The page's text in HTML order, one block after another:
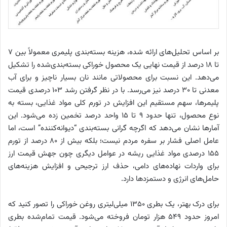
بر اساس تحلیل‌های ارائه شده، هزینه بسته‌بندی پلیمری معمولاً بین ۷
تا ۱۸ درصد از قیمت نهایی یک محصول خوراکی بسته‌بندی‌شده را تشکیل
می‌دهد. این نسبت برای محصولاتی مانند نان بسیار ناچیز و برای آب
معدنی تا ۳۰ درصد نیز می‌رسد. با در نظر گرفتن رشد 103 درصدی قیمت
پلیمرها، سهم مستقیم این افزایش در تورم کلی مواد غذایی، بسته به
نوع محصول، تنها حدود ۹ تا ۱۵ واحد درصد تخمین زده می‌شود. این
آمارها نشان می‌دهد که اگرچه گرانی بسته‌بندی “دیوانه‌کننده” است، اما
عامل اصلی فشار بر سفره مردم نیست؛ بلکه بیش از ۸۰ درصد از تورم
155 درصدی مواد غذایی ریشه در عوامل دیگری چون جهش قیمت ارز
برای واردات نهاده‌های دامی، حذف ارز ترجیحی و افزایش هزینه‌های
حامل‌های انرژی و دستمزدها دارد.
برای درک بهتر، یک بطری ۱۳۵۰ میلی‌لیتری روغن خوراکی را تصور کنید که
امروز حدود ۵۴۹ هزار تومان فروخته می‌شود. قیمت تمام‌شده بطری